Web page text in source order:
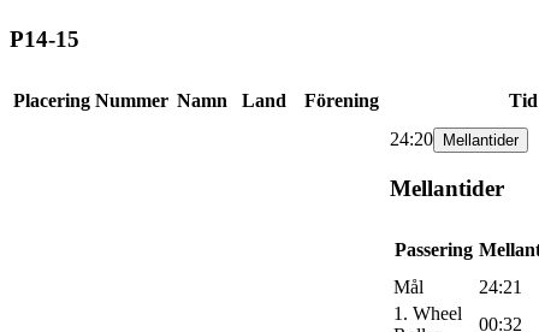
P14-15
Placering Nummer Namn Land Förening
Tid
24:20
Mellantider
Mellantider
Passering
Mål
24:21
1. Wheel
00:32